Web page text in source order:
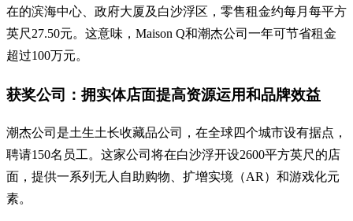
在的滨海中心、政府大厦及白沙浮区，零售租金约每月每平方
英尺27.50元。这意味，Maison Q和潮杰公司一年可节省租金
超过100万元。
获奖公司：拥实体店面提高资源运用和品牌效益
潮杰公司是土生土长收藏品公司，在全球四个城市设有据点，
聘请150名员工。这家公司将在白沙浮开设2600平方英尺的店
面，提供一系列无人自助购物、扩增实境（AR）和游戏化元
素。